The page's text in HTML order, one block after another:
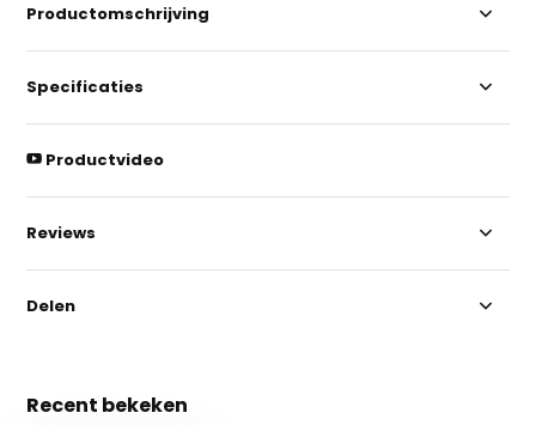
Productomschrijving
Specificaties
Productvideo
Reviews
Delen
Recent bekeken